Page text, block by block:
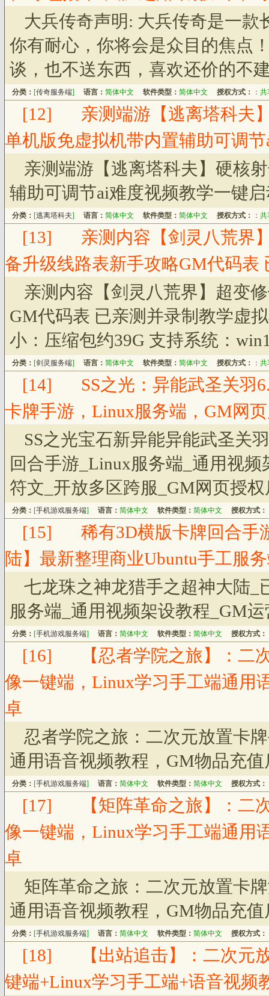
大兵传奇声明: 大兵传奇是一
你有耐心，你将会是众目的焦点
谈，也不送东西，喜欢还价的不
分类： [传奇服务端] 语言： 简体中文 软件类型： 简体中文 授权方式： ： 共
[12]
亲测端游【逃离塔科夫
单机版免虚拟机带内置辅助可调
亲测端游【逃离塔科夫】硬核
辅助可调节ai难度视频教学一键
分类： [逃离塔科夫] 语言： 简体中文 软件类型： 简体中文 授权方式： ： 共
[13]
亲测内容【剑灵八荒界
备升级线路表新手攻略GM代码表
亲测内容【剑灵八荒界】超变
GM代码表 已亲测并录制教学虚
小：压缩包约39G 支持系统：
分类： [剑灵服务端] 语言： 简体中文 软件类型： 简体中文 授权方式： ： 共
[14]
SS之光：异能武圣关羽
卡牌手游，Linux服务端，GM网
SS之光宝石新异能异能武圣关
回合手游_Linux服务端_通用视
符文_开放多区跨服_GM网页授
分类： [手机游戏服务端] 语言： 简体中文 软件类型： 简体中文 授权方式：
[15]
稀有3D横版卡牌回合手
陆】最新整理商业Ubuntu手工服
七龙珠之神龙猎手之超神大陆_
服务端_通用视频架设教程_GM
分类： [手机游戏服务端] 语言： 简体中文 软件类型： 简体中文 授权方式：
[16]
【忍者学院之旅】：二
像一键端，Linux学习手工端通用
卓
忍者学院之旅：二次元放置卡
通用语音视频教程，GM物品充
分类： [手机游戏服务端] 语言： 简体中文 软件类型： 简体中文 授权方式：
[17]
【矩阵革命之旅】：二
像一键端，Linux学习手工端通用
卓
矩阵革命之旅：二次元放置卡
通用语音视频教程，GM物品充
分类： [手机游戏服务端] 语言： 简体中文 软件类型： 简体中文 授权方式：
[18]
【出站追击】：二次元
键端+Linux学习手工端+语音视频